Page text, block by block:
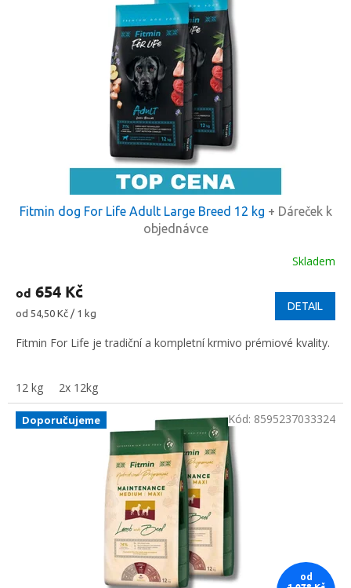
Fitmin dog For Life Adult Large Breed 12 kg + Dáreček k
objednávce
Skladem
od 654 Kč
Měrná
od 54,50 Kč / 1 kg
DETAIL
Fitmin For Life je tradiční a kompletní krmivo prémiové kvality.
12 kg 2x 12kg
Doporučujeme
od
Kód: 8595237033324